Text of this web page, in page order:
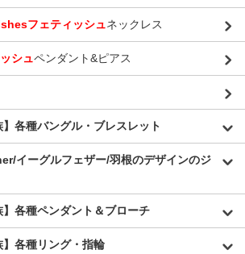
フェティッシュネックレス
シュペンダント&ピアス
各種バングル・ブレスレット
イーグルフェザー/羽根のデザインのジ
各種ペンダント＆ブローチ
各種リング・指輪